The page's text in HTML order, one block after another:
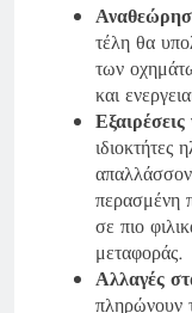
τέλη θα
των
και
ιδιοκτήτες
περασμένη
σε πιο
μεταφοράς.
Αλλαγές
πληρώνουν